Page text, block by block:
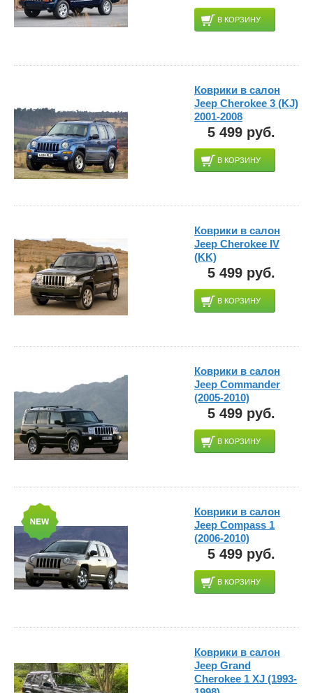
В КОРЗИНУ
Коврики в салон
Jeep Cherokee 3 (KJ)
2001-2008
5 499 руб.
В КОРЗИНУ
Коврики в салон
Jeep Cherokee IV
(KK)
5 499 руб.
В КОРЗИНУ
Коврики в салон
Jeep Commander
(2005-2010)
5 499 руб.
В КОРЗИНУ
Коврики в салон
Jeep Compass 1
(2006-2010)
5 499 руб.
В КОРЗИНУ
Коврики в салон
Jeep Grand
Cherokee 1 XJ (1993-